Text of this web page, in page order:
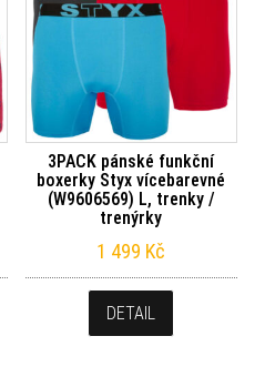
3PACK pánské funkční
boxerky Styx vícebarevné
(W9606569) L, trenky /
trenýrky
1 499 Kč
DETAIL